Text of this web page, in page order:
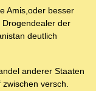
Amis,oder besser
der
deutlich
anderer Staaten
versch.